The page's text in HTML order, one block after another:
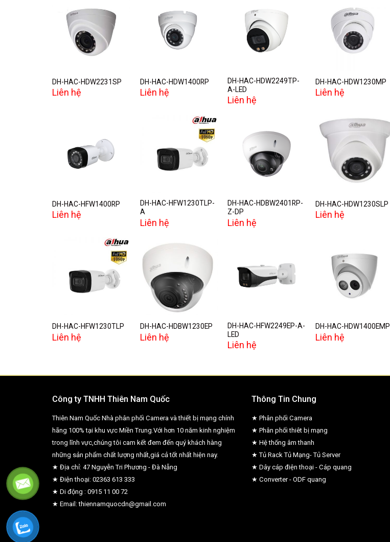
Add to
wishlist
DH-HAC-HDW2231SP
Liên hệ
Add to
wishlist
DH-HAC-HDW1400RP
Liên hệ
Add to
wishlist
DH-HAC-HDW2249TP-
A-LED
Liên hệ
Add to
wishlist
DH-HAC-HDW1230MP
Liên hệ
Add to
DH-HAC-HFW1400RP
Liên hệ
Add to
wishlist
DH-HAC-HFW1230TLP-
A
Liên hệ
Add to
wishlist
DH-HAC-HDBW2401RP-
Z-DP
Liên hệ
Add to
wishlist
DH-HAC-HDW1230SLP
Liên hệ
Add to
wishlist
DH-HAC-HFW1230TLP
Liên hệ
Add to
wishlist
DH-HAC-HDBW1230EP
Liên hệ
Add to
DH-HAC-HFW2249EP-A-
LED
Liên hệ
Add to
wishlist
DH-HAC-HDW1400EMP
Liên hệ
Công ty TNHH Thiên Nam Quốc
Thiên Nam Quốc Nhà phân phối Camera và thiết bị mạng chính
hãng 100% tại khu vực Miền Trung.Với hơn 10 năm kinh nghiệm
trong lĩnh vực,chúng tôi cam kết đem đến quý khách hàng
những sản phẩm chất lượng nhất,giá cả tốt nhất hiện nay.
★ Địa chỉ: 47 Nguyễn Tri Phương - Đà Nẵng
★ Điện thoại: 02363 613 333
★ Di động : 0915 11 00 72
★ Email: thiennamquocdn@gmail.com
Thông Tin Chung
★ Phân phối Camera
★ Phân phối thiêt bị mạng
★ Hệ thống âm thanh
★ Tủ Rack Tủ Mạng- Tủ Server
★ Dây cáp điện thoại - Cáp quang
★ Converter - ODF quang